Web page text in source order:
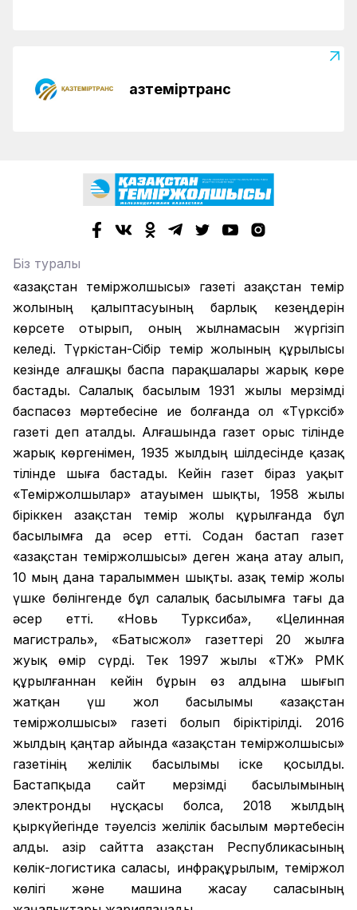
Қазтеміртранс
Біз туралы
«Қазақстан теміржолшысы» газеті Қазақстан темір
жолының қалыптасуының барлық кезеңдерін
көрсете отырып, оның жылнамасын жүргізіп
келеді. Түркістан-Сібір темір жолының құрылысы
кезінде алғашқы баспа парақшалары жарық көре
бастады. Салалық басылым 1931 жылы мерзімді
баспасөз мәртебесіне ие болғанда ол «Түрксіб»
газеті деп аталды. Алғашында газет орыс тілінде
жарық көргенімен, 1935 жылдың шілдесінде қазақ
тілінде шыға бастады. Кейін газет біраз уақыт
«Теміржолшылар» атауымен шықты, 1958 жылы
біріккен Қазақстан темір жолы құрылғанда бұл
басылымға да әсер етті. Содан бастап газет
«Қазақстан теміржолшысы» деген жаңа атау алып,
10 мың дана таралыммен шықты. Қазақ темір жолы
үшке бөлінгенде бұл салалық басылымға тағы да
әсер етті. «Новь Турксиба», «Целинная
магистраль», «Батысжол» газеттері 20 жылға
жуық өмір сүрді. Тек 1997 жылы «ҚТЖ» РМК
құрылғаннан кейін бұрын өз алдына шығып
жатқан үш жол басылымы «Қазақстан
теміржолшысы» газеті болып біріктірілді. 2016
жылдың қаңтар айында «Қазақстан теміржолшысы»
газетінің желілік басылымы іске қосылды.
Бастапқыда сайт мерзімді басылымының
электронды нұсқасы болса, 2018 жылдың
қыркүйегінде тәуелсіз желілік басылым мәртебесін
алды. Қазір сайтта Қазақстан Республикасының
көлік-логистика саласы, инфрақұрылым, теміржол
көлігі және машина жасау саласының